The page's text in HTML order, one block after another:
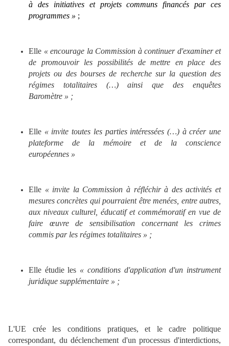
à des initiatives et projets communs financés par ces
programmes » ;
Elle « encourage la Commission à continuer d'examiner et
de promouvoir les possibilités de mettre en place des
projets ou des bourses de recherche sur la question des
régimes totalitaires (…) ainsi que des enquêtes
Baromètre » ;
Elle « invite toutes les parties intéressées (…) à créer une
plateforme de la mémoire et de la conscience
européennes »
Elle « invite la Commission à réfléchir à des activités et
mesures concrètes qui pourraient être menées, entre autres,
aux niveaux culturel, éducatif et commémoratif en vue de
faire œuvre de sensibilisation concernant les crimes
commis par les régimes totalitaires » ;
Elle étudie les « conditions d'application d'un instrument
juridique supplémentaire » ;
L'UE crée les conditions pratiques, et le cadre politique
correspondant, du déclenchement d'un processus d'interdictions,